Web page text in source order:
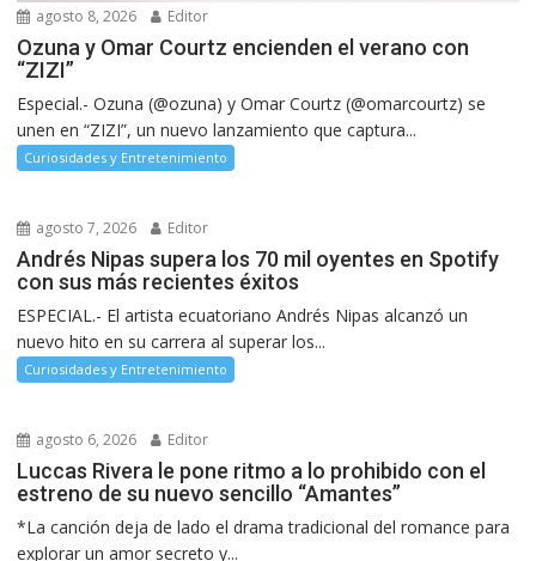
agosto 8, 2026 Editor
Ozuna y Omar Courtz encienden el verano con
“ZIZI”
Especial.- Ozuna (@ozuna) y Omar Courtz (@omarcourtz) se
unen en “ZIZI”, un nuevo lanzamiento que captura...
Curiosidades y Entretenimiento
agosto 7, 2026 Editor
Andrés Nipas supera los 70 mil oyentes en Spotify
con sus más recientes éxitos
ESPECIAL.- El artista ecuatoriano Andrés Nipas alcanzó un
nuevo hito en su carrera al superar los...
Curiosidades y Entretenimiento
agosto 6, 2026 Editor
Luccas Rivera le pone ritmo a lo prohibido con el
estreno de su nuevo sencillo “Amantes”
*La canción deja de lado el drama tradicional del romance para
explorar un amor secreto y...